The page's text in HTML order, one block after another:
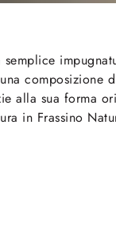
composizione
alla sua forma
in Frassino